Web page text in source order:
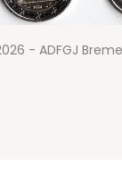
- ADFGJ